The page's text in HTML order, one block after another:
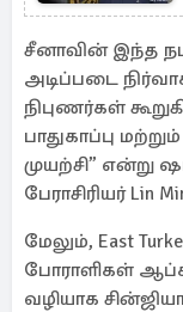
சீனாவின் இந்த
அடிப்படை
நிபுணர்கள்
பாதுகாப்பு
முயற்சி” என்று
பேராசிரியர் Lin
மேலும், East
போராளிகள்
வழியாக